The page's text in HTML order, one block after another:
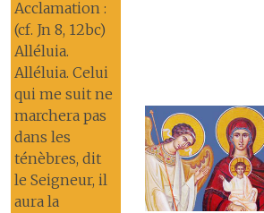
Acclamation :
(cf. Jn 8, 12bc)
Alléluia.
Alléluia. Celui
qui me suit ne
marchera pas
dans les
ténèbres, dit
le Seigneur, il
aura la